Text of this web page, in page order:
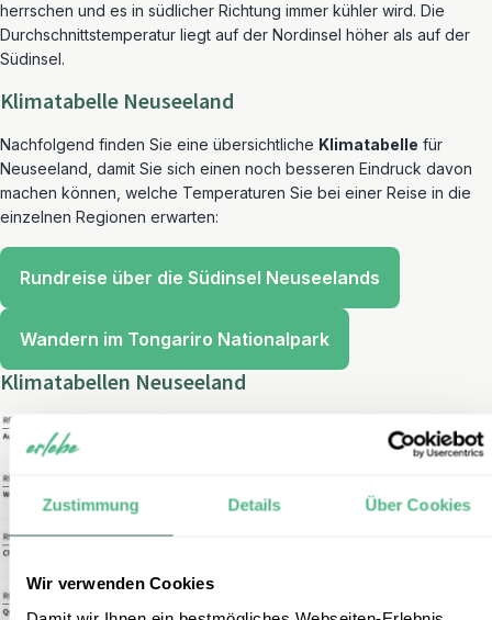
Zustimmung Details Über Cookies
Wir verwenden Cookies
herrschen und es in südlicher Richtung immer kühler wird. Die
Durchschnittstemperatur liegt auf der Nordinsel höher als auf der
Südinsel.
Klimatabelle Neuseeland
Nachfolgend finden Sie eine übersichtliche Klimatabelle für
Neuseeland, damit Sie sich einen noch besseren Eindruck davon
machen können, welche Temperaturen Sie bei einer Reise in die
einzelnen Regionen erwarten:
Rundreise über die Südinsel Neuseelands
Wandern im Tongariro Nationalpark
Klimatabellen Neuseeland